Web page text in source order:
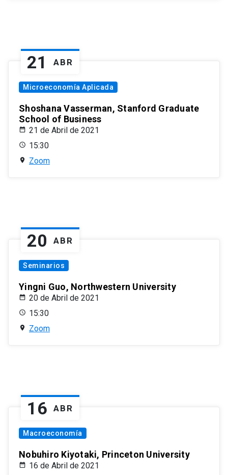
21 ABR
Microeconomía Aplicada
Shoshana Vasserman, Stanford Graduate
School of Business
21 de Abril de 2021
15:30
Zoom
20 ABR
Seminarios
Yingni Guo, Northwestern University
20 de Abril de 2021
15:30
Zoom
16 ABR
Macroeconomía
Nobuhiro Kiyotaki, Princeton University
16 de Abril de 2021